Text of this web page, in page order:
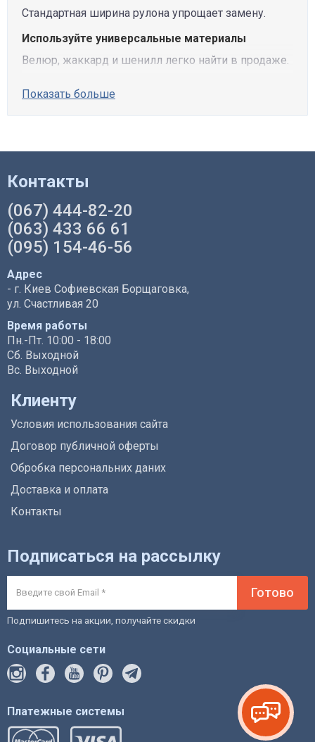
Стандартная ширина рулона упрощает замену.
Используйте универсальные материалы
Велюр, жаккард и шенилл легко найти в продаже.
Показать больше
Контакты
(067) 444-82-20
(063) 433 66 61
(095) 154-46-56
Адрес
- г. Киев Софиевская Борщаговка,
ул. Счастливая 20
Время работы
Пн.-Пт. 10:00 - 18:00
Сб. Выходной
Вс. Выходной
Клиенту
Условия использования сайта
Договор публичной оферты
Обробка персональних даних
Доставка и оплата
Контакты
Подписаться на рассылку
Готово
Подпишитесь на акции, получайте скидки
Социальные сети
Платежные системы